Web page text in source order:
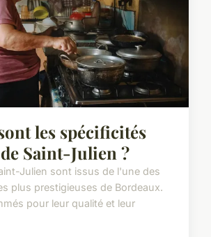
les spécificités
Saint-Julien ?
Julien sont issus de l'une des
plus prestigieuses de Bordeaux.
pour leur qualité et leur